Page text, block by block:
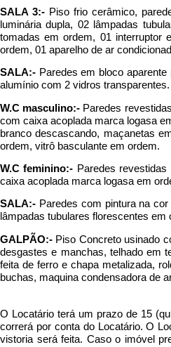
SALA 3:- Piso frio cerâmico,
luminária dupla, 02 lâmpadas
tomadas em ordem, 01 interruptor
ordem, 01 aparelho de ar
SALA:- Paredes em bloco
alumínio com 2 vidros transparentes.
W.C masculino:- Paredes
com caixa acoplada marca logasa
branco descascando, maçanetas
ordem, vitrô basculante em ordem.
W.C feminino:- Paredes
caixa acoplada marca logasa em
SALA:- Paredes com pintura na
lâmpadas tubulares florescentes
GALPÃO:- Piso Concreto usinado
desgastes e manchas, telhado em
feita de ferro e chapa metalizada,
buchas, maquina condensadora de
O Locatário terá um prazo de 15
correrá por conta do Locatário. O
vistoria será feita. Caso o imóvel